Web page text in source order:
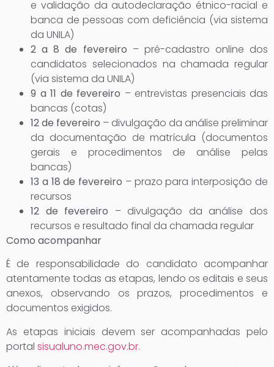
e validação da autodeclaração étnico-racial e
banca de pessoas com deficiência (via sistema
da UNILA)
2 a 8 de fevereiro – pré-cadastro online dos
candidatos selecionados na chamada regular
(via sistema da UNILA)
9 a 11 de fevereiro – entrevistas presenciais das
bancas (cotas)
12 de fevereiro – divulgação da análise preliminar
da documentação de matrícula (documentos
gerais e procedimentos de análise pelas
bancas)
13 a 18 de fevereiro – prazo para interposição de
recursos
12 de fevereiro – divulgação da análise dos
recursos e resultado final da chamada regular
Como acompanhar
É de responsabilidade do candidato acompanhar
atentamente todas as etapas, lendo os editais e seus
anexos, observando os prazos, procedimentos e
documentos exigidos.
As etapas iniciais devem ser acompanhadas pelo
portal sisualuno.mec.gov.br.